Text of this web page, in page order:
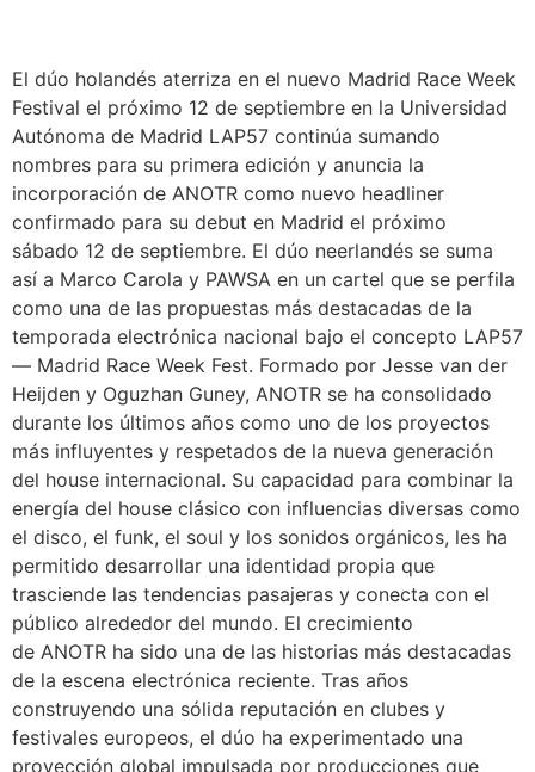
El dúo holandés aterriza en el nuevo Madrid Race Week
Festival el próximo 12 de septiembre en la Universidad
Autónoma de Madrid LAP57 continúa sumando
nombres para su primera edición y anuncia la
incorporación de ANOTR como nuevo headliner
confirmado para su debut en Madrid el próximo
sábado 12 de septiembre. El dúo neerlandés se suma
así a Marco Carola y PAWSA en un cartel que se perfila
como una de las propuestas más destacadas de la
temporada electrónica nacional bajo el concepto LAP57
— Madrid Race Week Fest. Formado por Jesse van der
Heijden y Oguzhan Guney, ANOTR se ha consolidado
durante los últimos años como uno de los proyectos
más influyentes y respetados de la nueva generación
del house internacional. Su capacidad para combinar la
energía del house clásico con influencias diversas como
el disco, el funk, el soul y los sonidos orgánicos, les ha
permitido desarrollar una identidad propia que
trasciende las tendencias pasajeras y conecta con el
público alrededor del mundo. El crecimiento
de ANOTR ha sido una de las historias más destacadas
de la escena electrónica reciente. Tras años
construyendo una sólida reputación en clubes y
festivales europeos, el dúo ha experimentado una
proyección global impulsada por producciones que